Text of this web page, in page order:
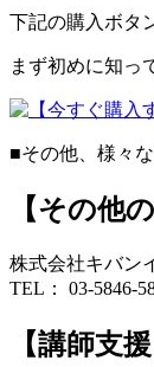
下記の購入ボタ
まず初めに知っ
■その他、様々
【その他
株式会社キバン
TEL： 03-5846-
【講師支援